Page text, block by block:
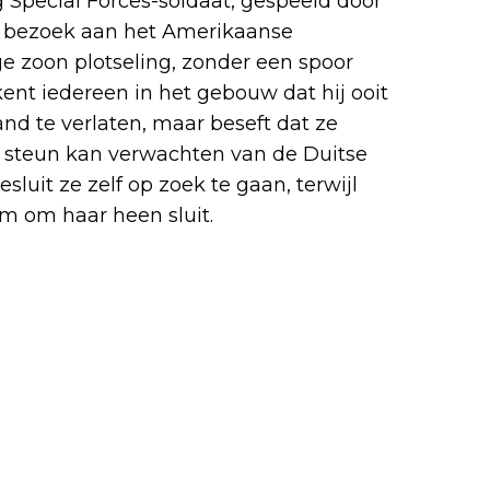
aan het Amerikaanse
zoon plotseling, zonder een spoor
iedereen in het gebouw dat hij ooit
te verlaten, maar beseft dat ze
kan verwachten van de Duitse
ze zelf op zoek te gaan, terwijl
om haar heen sluit.